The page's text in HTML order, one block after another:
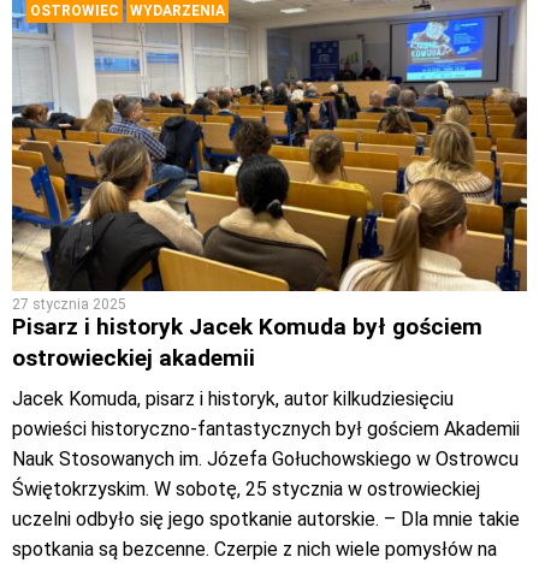
OSTROWIEC WYDARZENIA
27 stycznia 2025
Pisarz i historyk Jacek Komuda był gościem
ostrowieckiej akademii
Jacek Komuda, pisarz i historyk, autor kilkudziesięciu
powieści historyczno-fantastycznych był gościem Akademii
Nauk Stosowanych im. Józefa Gołuchowskiego w Ostrowcu
Świętokrzyskim. W sobotę, 25 stycznia w ostrowieckiej
uczelni odbyło się jego spotkanie autorskie. – Dla mnie takie
spotkania są bezcenne. Czerpie z nich wiele pomysłów na